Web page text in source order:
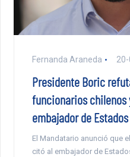
Fernanda Araneda
Presidente Boric
funcionarios
embajador de
El Mandatario anunció que
citó al embajador de